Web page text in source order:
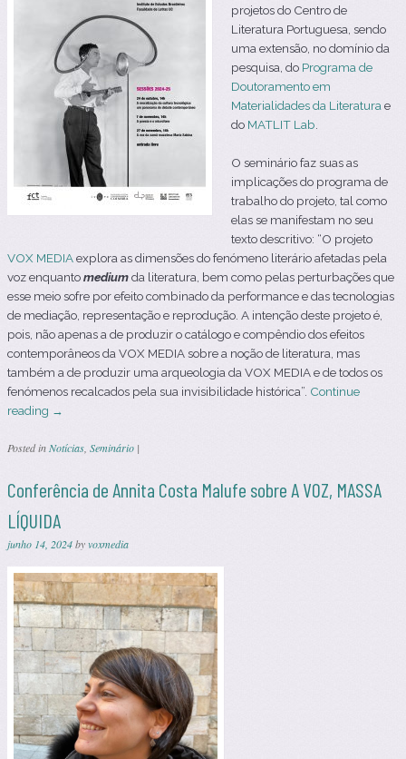
projetos do Centro de
Literatura Portuguesa, sendo
uma extensão, no domínio da
pesquisa, do Programa de
Doutoramento em
Materialidades da Literaturae
do MATLIT Lab.
O seminário faz suas as
implicações do programa de
trabalho do projeto, tal como
elas se manifestam no seu
texto descritivo: “O projeto
VOX MEDIAexplora as dimensões do fenómeno literário afetadas pela
voz enquantomediumda literatura, bem como pelas perturbações que
esse meio sofre por efeito combinado da performance e das tecnologias
de mediação, representação e reprodução. A intenção deste projeto é,
pois, não apenas a de produzir o catálogo e compêndio dos efeitos
contemporâneos da VOX MEDIA sobre a noção de literatura, mas
também a de produzir uma arqueologia da VOX MEDIA e de todos os
fenómenos recalcados pela sua invisibilidade histórica”. Continue
reading →
Posted inNotícias, Seminário |
Conferência de Annita Costa Malufe sobre A VOZ, MASSA
LÍQUIDA
junho 14, 2024byvoxmedia